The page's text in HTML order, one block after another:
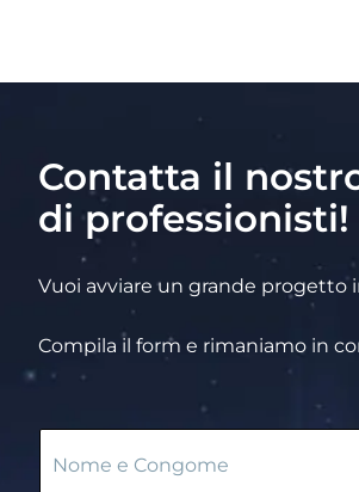
Contatta il
di professionisti!
Vuoi avviare un grande progetto
Compila il form e rimaniamo in